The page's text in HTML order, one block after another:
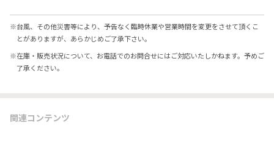
※台風、その他災害等により、予告なく臨時休業や営業時間を変更をさせて頂くこ
とがありますが、あらかじめご了承下さい。
※在庫・販売状況について、お電話でのお問合せにはご対応いたしかねます。予めご
了承ください。
関連コンテンツ